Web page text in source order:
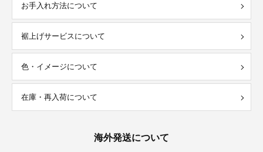
お手入れ方法について
裾上げサービスについて
色・イメージについて
在庫・再入荷について
海外発送について